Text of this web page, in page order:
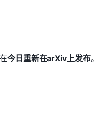
今日重新在arXiv上发布。